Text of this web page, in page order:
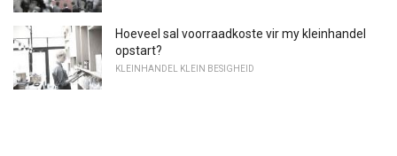
Hoeveel sal voorraadkoste vir my kleinhandel
opstart?
KLEINHANDEL KLEIN BESIGHEID